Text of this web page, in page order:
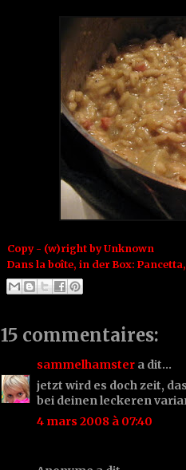
Copy - (w)right byUnknown
Dans la boîte, in der Box: Pancetta,
15 commentaires:
sammelhamster a dit…
jetzt wird es doch zeit,
bei deinen leckeren
4 mars 2008 à 07:40